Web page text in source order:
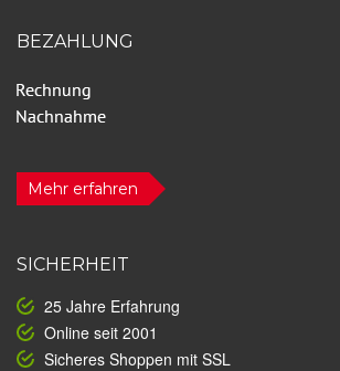
BEZAHLUNG
Mehr erfahren
SICHERHEIT
25 Jahre Erfahrung
Online seit 2001
Sicheres Shoppen mit SSL